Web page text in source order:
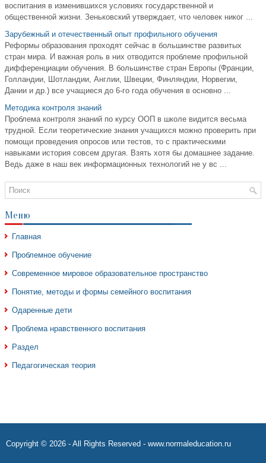
воспитания в изменившихся условиях государственной и
общественной жизни. Зеньковский утверждает, что человек никог ...
Зарубежный и отечественный опыт профильного обучения
Реформы образования проходят сейчас в большинстве развитых
стран мира. И важная роль в них отводится проблеме профильной
дифференциации обучения. В большинстве стран Европы (Франции,
Голландии, Шотландии, Англии, Швеции, Финляндии, Норвегии,
Дании и др.) все учащиеся до 6-го года обучения в основно ...
Методика контроля знаний
Проблема контроля знаний по курсу ООП в школе видится весьма
трудной. Если теоретические знания учащихся можно проверить при
помощи проведения опросов или тестов, то с практическими
навыками история совсем другая. Взять хотя бы домашнее задание.
Ведь даже в наш век информационных технологий не у вс ...
Меню
Главная
Проблемное обучение
Современное мировое образовательное пространство
Понятие, методы и формы семейного воспитания
Одаренные дети
Проблема нравственного воспитания
Раздел
Педагогическая теория
Copyright © 2026 - All Rights Reserved - www.normaleducation.ru